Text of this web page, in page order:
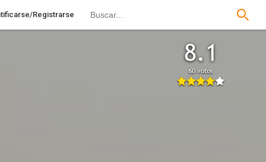
Registrarse
8.1
60 votos